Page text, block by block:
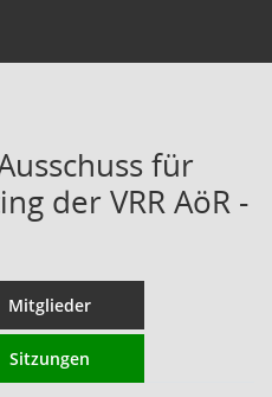
für
der VRR AöR -
Mitglieder
Sitzungen